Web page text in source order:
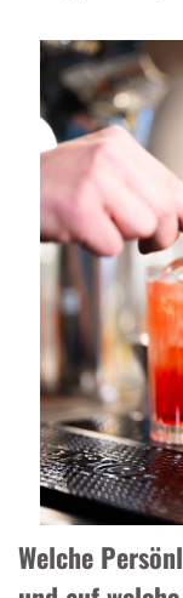
Welche